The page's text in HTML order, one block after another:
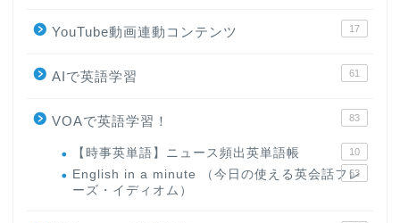
YouTube動画連動コンテンツ 17
AIで英語学習 61
VOAで英語学習！ 83
【時事英単語】ニュース頻出英単語帳 10
English in a minute （今日の使える英会話フレ
ーズ・イディオム）
63